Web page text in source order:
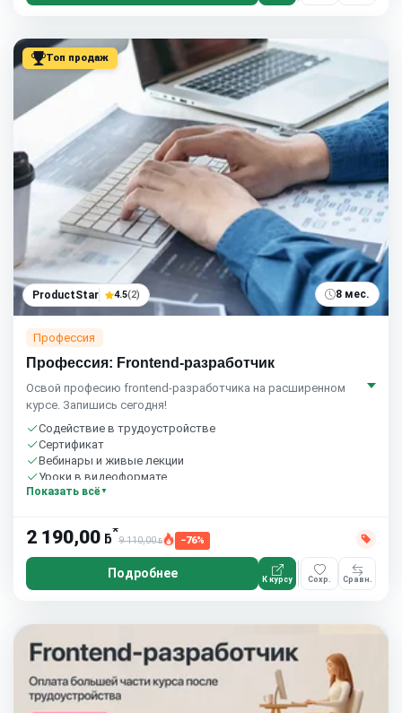
Топ продаж
ProductStar 4.5(2) 8 мес.
Профессия
Профессия: Frontend-разработчик
Освой професию frontend-разработчика на расширенном
курсе. Запишись сегодня!
Содействие в трудоустройстве
Сертификат
Вебинары и живые лекции
Уроки в видеоформате
Домашние задания с проверкой
8 часов в неделю
Показать всё
2 190,00 ƃ*
9 110,00ƃ −76%
Подробнее К курсу Сохр. Сравн.